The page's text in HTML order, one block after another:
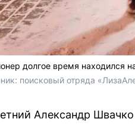
долгое время находился
поисковый отряда
Александр Швачко